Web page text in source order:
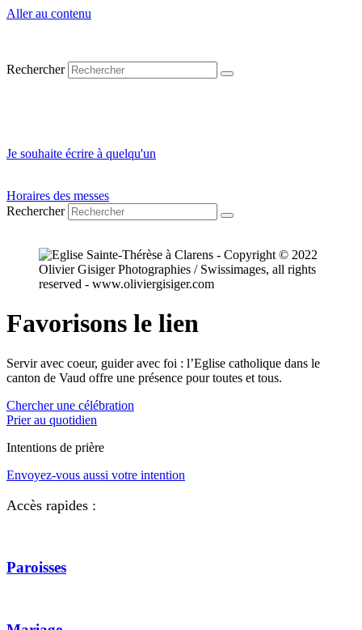
Aller au contenu
Rechercher
Je souhaite écrire à quelqu'un
Horaires des messes
Rechercher
Favorisons le lien
Servir avec coeur, guider avec foi : l’Eglise catholique dans le
canton de Vaud offre une présence pour toutes et tous.
Chercher une célébration
Prier au quotidien
Intentions de prière
Envoyez-vous aussi votre intention
Accès rapides :
Paroisses